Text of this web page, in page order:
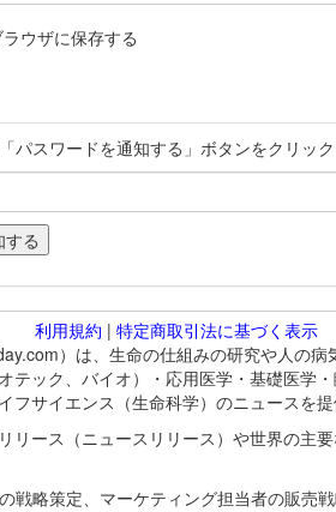
ウザに保存する
スワードを通知する」ボタンをクリック
利用規約 | 特定商取引法に基づく表示
）は、生命の仕組みの研究や人の
ック、バイオ）・応用医学・基礎医学
サイエンス（生命科学）のニュースを提
ース（ニュースリリース）や世界の主
略策定、マーケティング担当者の販売